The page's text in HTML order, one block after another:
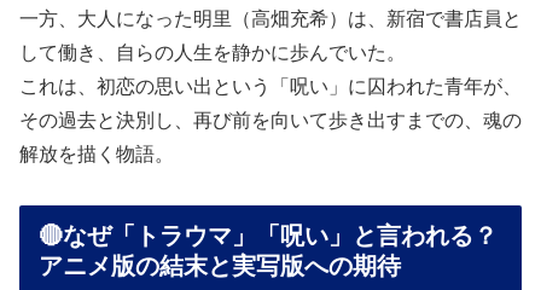
一方、大人になった明里（高畑充希）は、新宿で書店員と
して働き、自らの人生を静かに歩んでいた。
これは、初恋の思い出という「呪い」に囚われた青年が、
その過去と決別し、再び前を向いて歩き出すまでの、魂の
解放を描く物語。
🔴なぜ「トラウマ」「呪い」と言われる？
アニメ版の結末と実写版への期待